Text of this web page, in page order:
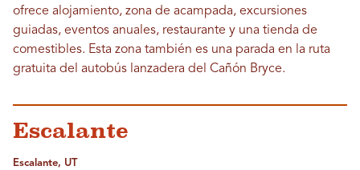
ofrece alojamiento, zona de acampada, excursiones
guiadas, eventos anuales, restaurante y una tienda de
comestibles. Esta zona también es una parada en la ruta
gratuita del autobús lanzadera del Cañón Bryce.
Escalante
Escalante, UT